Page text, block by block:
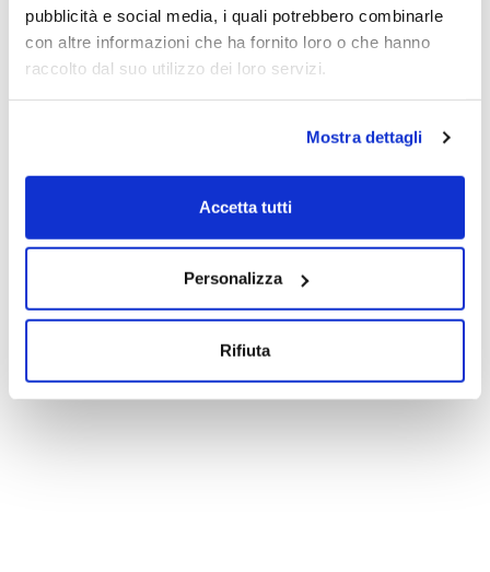
pubblicità e social media, i quali potrebbero combinarle
con altre informazioni che ha fornito loro o che hanno
raccolto dal suo utilizzo dei loro servizi.
Mostra dettagli
Accetta tutti
Personalizza
Rifiuta